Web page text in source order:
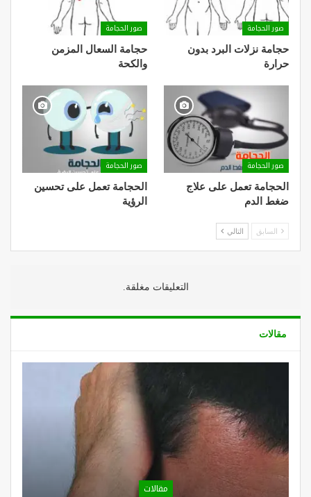
صور الحجامة
حجامة نزلات البرد بدون
حرارة
صور الحجامة
حجامة السعال المزمن
والكحة
صور الحجامة
الحجامة تعمل على علاج
ضغط الدم
صور الحجامة
الحجامة تعمل على تحسين
الرؤية
السابق التالي
التعليقات مغلقة.
مقالات
مقالات